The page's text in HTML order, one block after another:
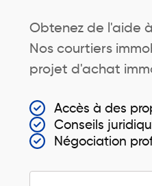
Obtenez de l'aide
Nos courtiers
projet d'achat
Accès à des
Conseils
Négociation